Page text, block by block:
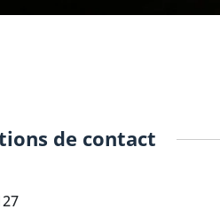
de contact